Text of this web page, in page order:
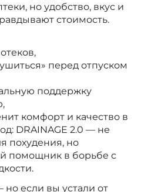
но удобство, вкус и
стоимость.
перед отпуском
поддержку
комфорт и качество в
DRAINAGE 2.0 — не
похудения, но
помощник в борьбе с
но если вы устали от